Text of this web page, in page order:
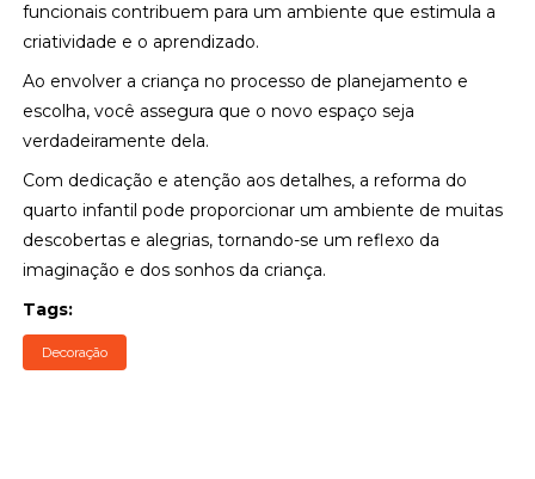
funcionais contribuem para um ambiente que estimula a
criatividade e o aprendizado.
Ao envolver a criança no processo de planejamento e
escolha, você assegura que o novo espaço seja
verdadeiramente dela.
Com dedicação e atenção aos detalhes, a reforma do
quarto infantil pode proporcionar um ambiente de muitas
descobertas e alegrias, tornando-se um reflexo da
imaginação e dos sonhos da criança.
Tags:
Decoração